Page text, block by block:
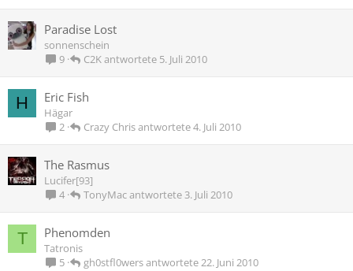
Paradise Lost
sonnenschein
9
5. Juli 2010
C2K
H Eric Fish
Hägar
2
4. Juli 2010
Crazy Chris
The Rasmus
Lucifer[93]
4
3. Juli 2010
TonyMac
T Phenomden
Tatronis
5
22. Juni 2010
gh0stfl0wers